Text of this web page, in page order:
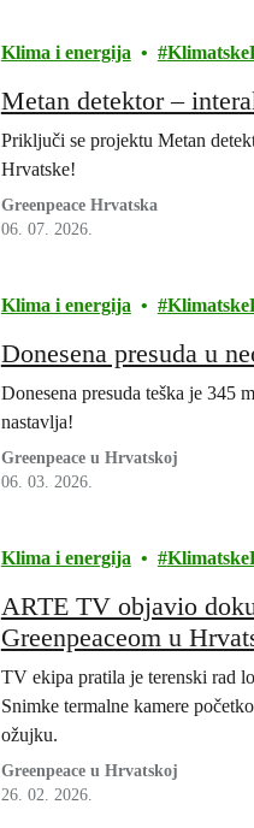
Klima i energija
Metan detektor –
Priključi se projektu Metan
Hrvatske!
Greenpeace Hrvatska
06. 07. 2026.
Klima i energija
Donesena presuda u
Donesena presuda teška je 345
nastavlja!
Greenpeace u Hrvatskoj
06. 03. 2026.
Klima i energija
ARTE TV objavio
Greenpeaceom u
TV ekipa pratila je terenski rad
Snimke termalne kamere
ožujku.
Greenpeace u Hrvatskoj
26. 02. 2026.